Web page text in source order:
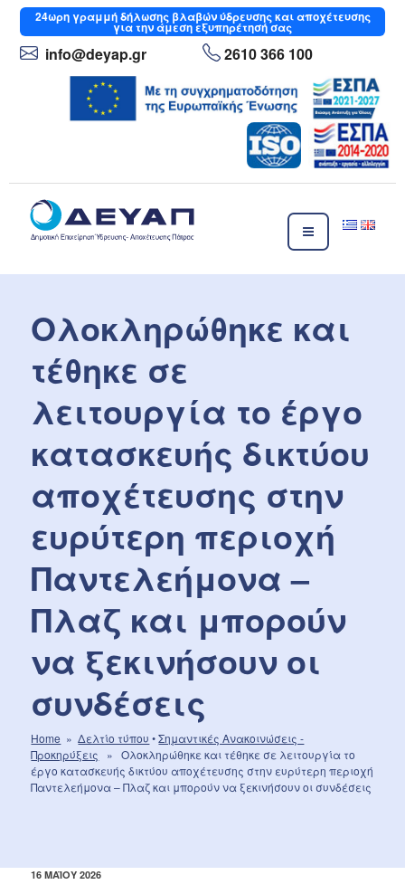
Μετάβαση
στο
περιεχόμενο
24ωρηγραμμή δήλωσης βλαβών ύδρευσης και αποχέτευσης
για την άμεση εξυπηρέτησή σας
info@deyap.gr 2610 366 100
Δημοτική Επιχείρηση Ύδρευσης- Αποχέτευσης Πάτρας
Ολοκληρώθηκε και
τέθηκε σε
λειτουργία το έργο
κατασκευής δικτύου
αποχέτευσης στην
ευρύτερη περιοχή
Παντελεήμονα –
Πλαζ και μπορούν
να ξεκινήσουν οι
συνδέσεις
Home »Δελτίο τύπου •Σημαντικές Aνακοινώσεις -
Προκηρύξεις » Ολοκληρώθηκε και τέθηκε σε λειτουργία το
έργο κατασκευής δικτύου αποχέτευσης στην ευρύτερη περιοχή
Παντελεήμονα – Πλαζ και μπορούν να ξεκινήσουν οι συνδέσεις
ΔΗΜΟΣΙΕΎΤΗΚΕ
16 ΜΑΪ́ΟΥ 2026